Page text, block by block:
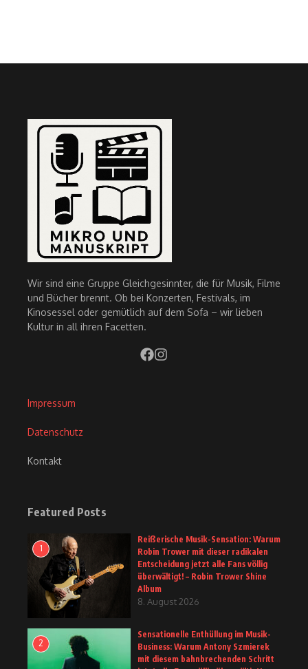
Wir sind eine Gruppe Gleichgesinnter, die für Musik, Filme
und Bücher brennt. Ob bei Konzerten, Festivals, im
Kinosessel oder gemütlich auf dem Sofa – wir lieben
Kultur in all ihren Facetten.
Impressum
Datenschutz
Kontakt
Featured Posts
1
Reißerische Musik-Sensation: Warum
Robin Trower mit dieser radikalen
Entscheidung jetzt alle Fans völlig
überwältigt! – Robin Trower Shine
Album
8. August 2026
2
Sensationelle Enthüllung im Musik-
Business: Warum Antony Szmierek
mit diesem bahnbrechenden Schritt